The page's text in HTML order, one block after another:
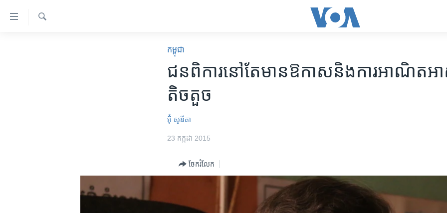
ទៅ​
កម្ពុជា
ជន​ពិការ​នៅ​តែ​មាន​ឱកាស​និង​ការ​អាណិត​អ
តិចតួច
អ៊ុំ សូនីតា
23 កក្កដា 2015
ចែករំលែក